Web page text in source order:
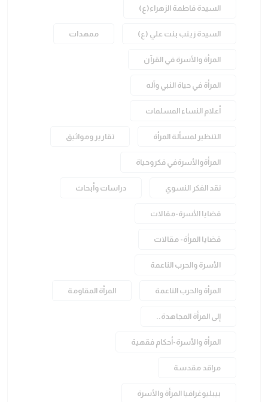
السيدة فاطمة الزهراء(ع)
السيدة زينب بنت علي (ع) ممهدات
المرأة والأسرة في القرآن
المرأة في حياة النبي وآله
أعلام النساء المسلمات
التنظير لمسألة المرأة تقارير ومواثيق
المرأةوالأسرةفي فكروحياة
نقد الفكر النسوي دراسات وأبحاث
قضايا الأسرة-مقالات
قضايا المرأة- مقالات
الأسرة والحرب الناعمة
المرأة والحرب الناعمة المرأة المقاومة
إلى المرأة المجاهدة..
المرأة والأسرة-أحكام فقهية
مراقد مقدسة
بيبليوغرافيا المرأة والأسرة